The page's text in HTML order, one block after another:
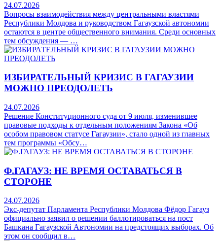
24.07.2026
Вопросы взаимодействия между центральными властями
Республики Молдова и руководством Гагаузской автономии
остаются в центре общественного внимания. Среди основных
тем обсуждения — …
ИЗБИРАТЕЛЬНЫЙ КРИЗИС В ГАГАУЗИИ
МОЖНО ПРЕОДОЛЕТЬ
24.07.2026
Решение Конституционного суда от 9 июля, изменившее
правовые подходы к отдельным положениям Закона «Об
особом правовом статусе Гагаузии», стало одной из главных
тем программы «Обсу…
Ф.ГАГАУЗ: НЕ ВРЕМЯ ОСТАВАТЬСЯ В
СТОРОНЕ
24.07.2026
Экс-депутат Парламента Республики Молдова Фёдор Гагауз
официально заявил о решении баллотироваться на пост
Башкана Гагаузской Автономии на предстоящих выборах. Об
этом он сообщил в…